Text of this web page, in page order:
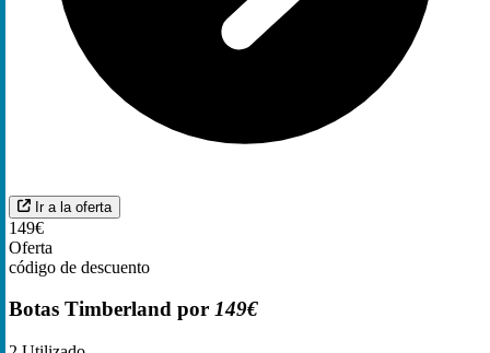
Ir a la oferta
149€
Oferta
código de descuento
Botas Timberland por 149€